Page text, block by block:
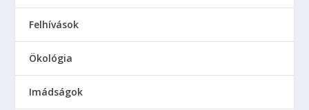
Felhívások
Ökológia
Imádságok